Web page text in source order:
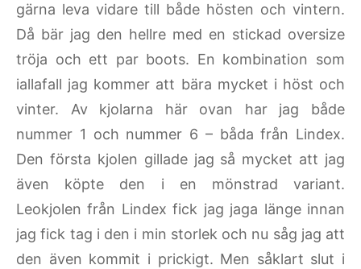
gärna leva vidare till både hösten och vintern.
Då bär jag den hellre med en stickad oversize
tröja och ett par boots. En kombination som
iallafall jag kommer att bära mycket i höst och
vinter. Av kjolarna här ovan har jag både
nummer 1 och nummer 6 – båda från Lindex.
Den första kjolen gillade jag så mycket att jag
även köpte den i en mönstrad variant.
Leokjolen från Lindex fick jag jaga länge innan
jag fick tag i den i min storlek och nu såg jag att
den även kommit i prickigt. Men såklart slut i